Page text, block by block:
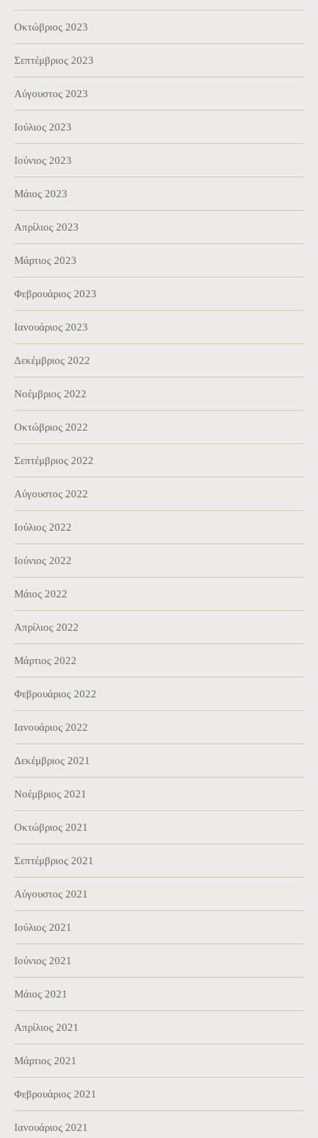
Οκτώβριος 2023
Σεπτέμβριος 2023
Αύγουστος 2023
Ιούλιος 2023
Ιούνιος 2023
Μάιος 2023
Απρίλιος 2023
Μάρτιος 2023
Φεβρουάριος 2023
Ιανουάριος 2023
Δεκέμβριος 2022
Νοέμβριος 2022
Οκτώβριος 2022
Σεπτέμβριος 2022
Αύγουστος 2022
Ιούλιος 2022
Ιούνιος 2022
Μάιος 2022
Απρίλιος 2022
Μάρτιος 2022
Φεβρουάριος 2022
Ιανουάριος 2022
Δεκέμβριος 2021
Νοέμβριος 2021
Οκτώβριος 2021
Σεπτέμβριος 2021
Αύγουστος 2021
Ιούλιος 2021
Ιούνιος 2021
Μάιος 2021
Απρίλιος 2021
Μάρτιος 2021
Φεβρουάριος 2021
Ιανουάριος 2021